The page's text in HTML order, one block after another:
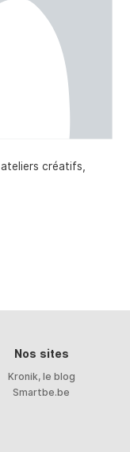
créatifs,
Nos sites
Kronik, le blog
Smartbe.be